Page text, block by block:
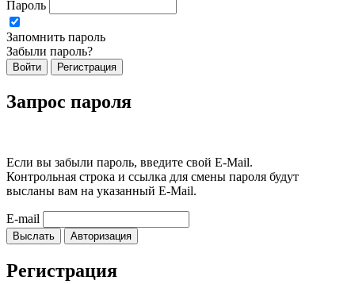
Пароль
Запомнить пароль
Забыли пароль?
Войти Регистрация
Запрос пароля
Если вы забыли пароль, введите свой E-Mail.
Контрольная строка и ссылка для смены пароля будут
высланы вам на указанный E-Mail.
E-mail
Выслать Авторизация
Регистрация